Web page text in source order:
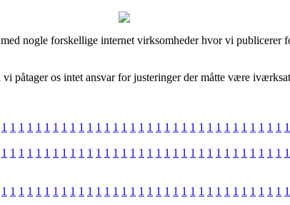
nogle forskellige internet virksomheder hvor vi publicerer
påtager os intet ansvar for justeringer der måtte være
1 1 1 1 1 1 1 1 1 1 1 1 1 1 1 1 1 1 1 1 1 1 1 1 1 1 1 1 1 1 1 1 1 1
1 1 1 1 1 1 1 1 1 1 1 1 1 1 1 1 1 1 1 1 1 1 1 1 1 1 1 1 1 1 1 1 1 1
1 1 1 1 1 1 1 1 1 1 1 1 1 1 1 1 1 1 1 1 1 1 1 1 1 1 1 1 1 1 1 1 1 1